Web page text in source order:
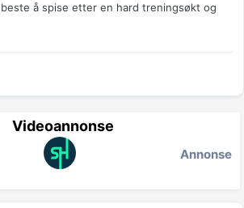
å spise etter en hard treningsøkt og
Videoannonse
Annonse